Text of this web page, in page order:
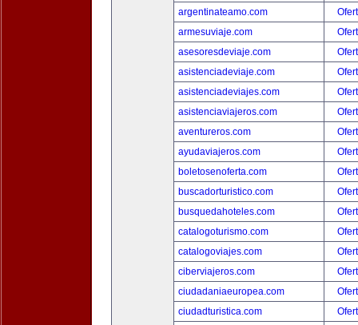
argentinateamo.com
armesuviaje.com
asesoresdeviaje.com
asistenciadeviaje.com
asistenciadeviajes.com
asistenciaviajeros.com
aventureros.com
ayudaviajeros.com
boletosenoferta.com
buscadorturistico.com
busquedahoteles.com
catalogoturismo.com
catalogoviajes.com
ciberviajeros.com
ciudadaniaeuropea.com
ciudadturistica.com